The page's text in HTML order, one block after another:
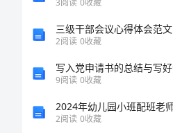
3阅读 0收藏
三级干部会议心得体会范文
2阅读 0收藏
9阅读 0收藏
2阅读 0收藏